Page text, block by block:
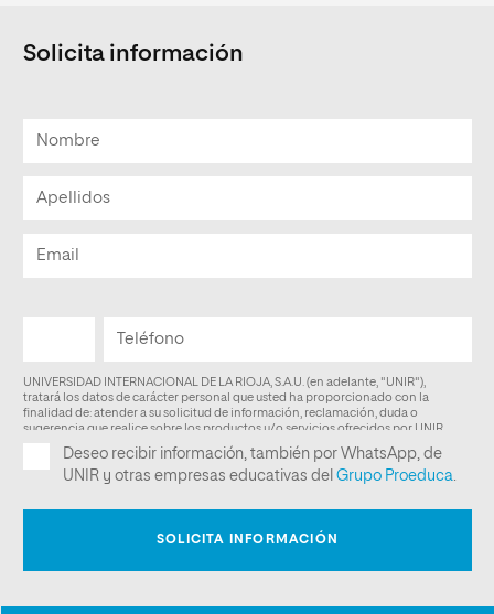
Solicita información